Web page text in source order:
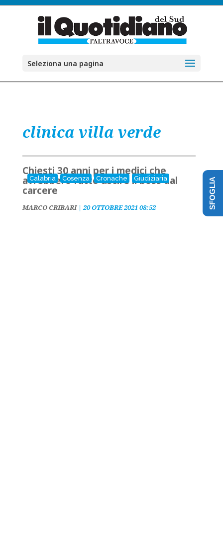
Seleziona una pagina
clinica villa verde
Calabria Cosenza Cronache Giudiziaria
Chiesti 30 anni per i medici che
avrebbero fatto uscire il boss dal
carcere
MARCO CRIBARI| 20 OTTOBRE 2021 08:52 SFOGLIA